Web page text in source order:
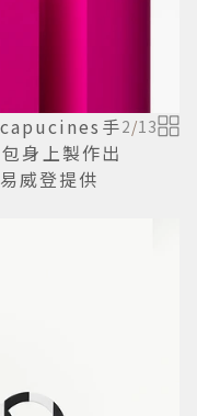
手
身上製作出
威登提供
2/13